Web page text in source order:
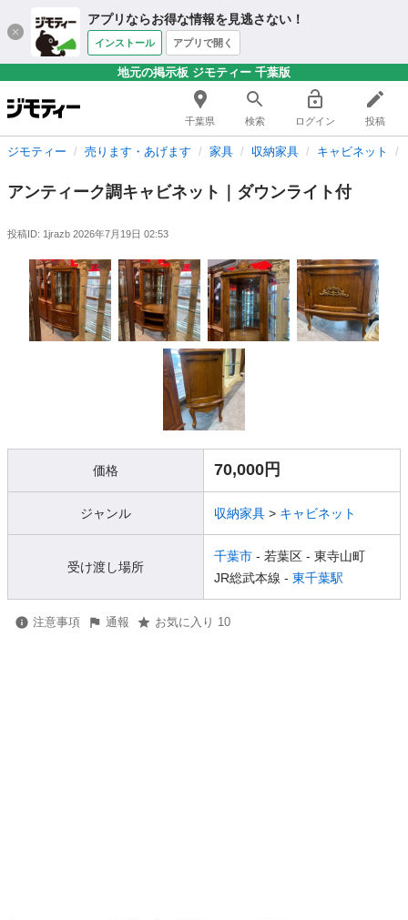
アプリならお得な情報を見逃さない！
インストール アプリで開く
地元の掲示板 ジモティー 千葉版
千葉県 検索 ログイン 投稿
ジモティー 売ります・あげます 家具 収納家具 キャビネット
アンティーク調キャビネット｜ダウンライト付
投稿ID: 1jrazb 2026年7月19日 02:53
価格 70,000円
ジャンル 収納家具 > キャビネット
受け渡し場所
千葉市 - 若葉区 - 東寺山町
JR総武本線 - 東千葉駅
注意事項 通報 お気に入り 10